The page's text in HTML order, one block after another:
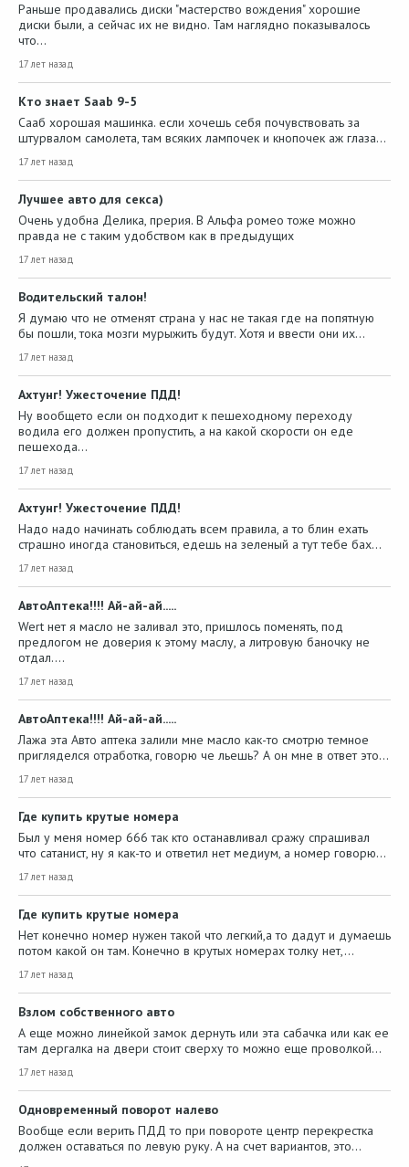
Раньше продавались диски "мастерство вождения" хорошие
диски были, а сейчас их не видно. Там наглядно показывалось
что…
17 лет назад
Кто знает Saab 9-5
Сааб хорошая машинка. если хочешь себя почувствовать за
штурвалом самолета, там всяких лампочек и кнопочек аж глаза…
17 лет назад
Лучшее авто для секса)
Очень удобна Делика, прерия. В Альфа ромео тоже можно
правда не с таким удобством как в предыдущих
17 лет назад
Водительский талон!
Я думаю что не отменят страна у нас не такая где на попятную
бы пошли, тока мозги мурыжить будут. Хотя и ввести они их…
17 лет назад
Ахтунг! Ужесточение ПДД!
Ну вообщето если он подходит к пешеходному переходу
водила его должен пропустить, а на какой скорости он еде
пешехода…
17 лет назад
Ахтунг! Ужесточение ПДД!
Надо надо начинать соблюдать всем правила, а то блин ехать
страшно иногда становиться, едешь на зеленый а тут тебе бах…
17 лет назад
АвтоАптека!!!! Ай-ай-ай.....
Wert нет я масло не заливал это, пришлось поменять, под
предлогом не доверия к этому маслу, а литровую баночку не
отдал.…
17 лет назад
АвтоАптека!!!! Ай-ай-ай.....
Лажа эта Авто аптека залили мне масло как-то смотрю темное
пригляделся отработка, говорю че льешь? А он мне в ответ это…
17 лет назад
Где купить крутые номера
Был у меня номер 666 так кто останавливал сражу спрашивал
что сатанист, ну я как-то и ответил нет медиум, а номер говорю…
17 лет назад
Где купить крутые номера
Нет конечно номер нужен такой что легкий,а то дадут и думаешь
потом какой он там. Конечно в крутых номерах толку нет,…
17 лет назад
Взлом собственного авто
А еще можно линейкой замок дернуть или эта сабачка или как ее
там дергалка на двери стоит сверху то можно еще проволкой…
17 лет назад
Одновременный поворот налево
Вообще если верить ПДД то при повороте центр перекрестка
должен оставаться по левую руку. А на счет вариантов, это…